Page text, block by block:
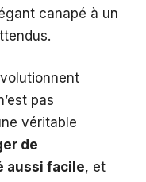
canapé à un
pas
véritable
de
aussi facile, et